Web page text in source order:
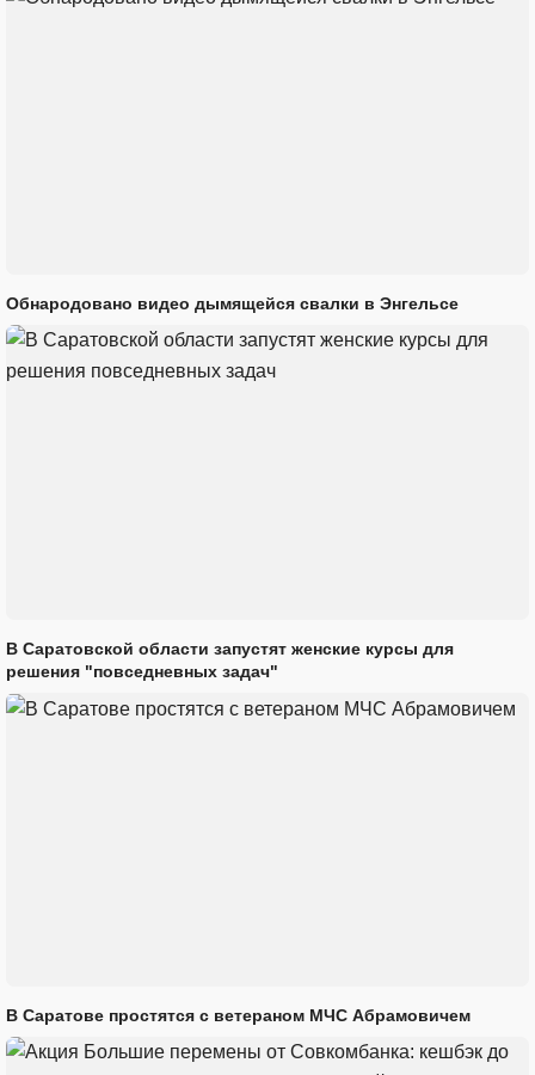
Обнародовано видео дымящейся свалки в Энгельсе
В Саратовской области запустят женские курсы для
решения "повседневных задач"
В Саратове простятся с ветераном МЧС Абрамовичем